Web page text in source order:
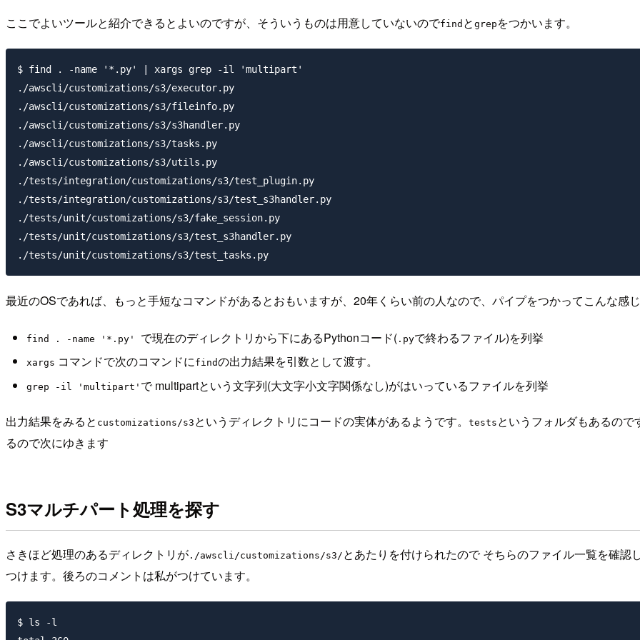
ここでよいツールと紹介できるとよいのですが、そういうものは用意していないのでfind と grep をつかいます。
$ find . -name '*.py' | xargs grep -il 'multipart'
./awscli/customizations/s3/executor.py
./awscli/customizations/s3/fileinfo.py
./awscli/customizations/s3/s3handler.py
./awscli/customizations/s3/tasks.py
./awscli/customizations/s3/utils.py
./tests/integration/customizations/s3/test_plugin.py
./tests/integration/customizations/s3/test_s3handler.py
./tests/unit/customizations/s3/fake_session.py
./tests/unit/customizations/s3/test_s3handler.py
最近のOSであれば、もっと手短なコマンドがあるとおもいますが、20年くらい前の人なので、パイプをつかってこんな感
find . -name '*.py' で現在のディレクトリから下にあるPythonコード( .pyで終わるファイル)を列挙
xargs コマンドで次のコマンドにfindの出力結果を引数として渡す。
grep -il 'multipart' で multipartという文字列(大文字小文字関係なし)がはいっているファイルを列挙
出力結果をみると customizations/s3 というディレクトリにコードの実体があるようです。 tests というフォルダもあるの
るので次にゆきます
S3マルチパート処理を探す
さきほど処理のあるディレクトリが ./awscli/customizations/s3/ とあたりを付けられたので そちらのファイル一覧を確
つけます。後ろのコメントは私がつけています。
$ ls -l